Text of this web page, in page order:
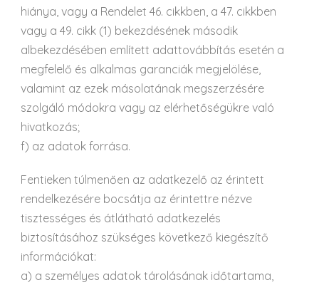
hiánya, vagy a Rendelet 46. cikkben, a 47. cikkben
vagy a 49. cikk (1) bekezdésének második
albekezdésében említett adattovábbítás esetén a
megfelelő és alkalmas garanciák megjelölése,
valamint az ezek másolatának megszerzésére
szolgáló módokra vagy az elérhetőségükre való
hivatkozás;
f) az adatok forrása.
Fentieken túlmenően az adatkezelő az érintett
rendelkezésére bocsátja az érintettre nézve
tisztességes és átlátható adatkezelés
biztosításához szükséges következő kiegészítő
információkat:
a) a személyes adatok tárolásának időtartama,